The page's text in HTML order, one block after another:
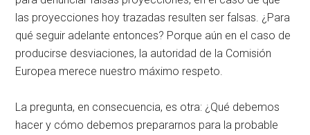
las proyecciones hoy trazadas resulten ser falsas. ¿Para
qué seguir adelante entonces? Porque aún en el caso de
producirse desviaciones, la autoridad de la Comisión
Europea merece nuestro máximo respeto.
La pregunta, en consecuencia, es otra: ¿Qué debemos
hacer y cómo debemos prepararnos para la probable